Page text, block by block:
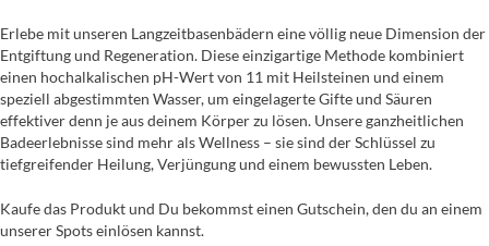
Erlebe mit unseren Langzeitbasenbädern eine völlig neue Dimension der
Entgiftung und Regeneration. Diese einzigartige Methode kombiniert
einen hochalkalischen pH-Wert von 11 mit Heilsteinen und einem
speziell abgestimmten Wasser, um eingelagerte Gifte und Säuren
effektiver denn je aus deinem Körper zu lösen. Unsere ganzheitlichen
Badeerlebnisse sind mehr als Wellness – sie sind der Schlüssel zu
tiefgreifender Heilung, Verjüngung und einem bewussten Leben.
Kaufe das Produkt und Du bekommst einen Gutschein, den du an einem
unserer Spots einlösen kannst.